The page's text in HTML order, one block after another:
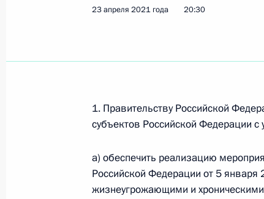
Встреча с членами Совета
Правительства
23 апреля 2021 года, 20:30
В статью 13 закона об основных
внесено изменение
23 апреля 2021 года 20:30
1. Правительству Российской
субъектов Российской Федерации с
а) обеспечить реализацию
Российской Федерации от 5
жизнеугрожающими и